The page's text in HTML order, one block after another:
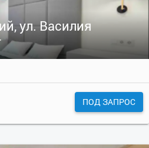
ул. Василия
ПОД ЗАПРОС